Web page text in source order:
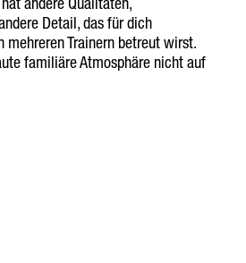
Detail, das für dich
mehreren Trainern betreut wirst.
familiäre Atmosphäre nicht auf